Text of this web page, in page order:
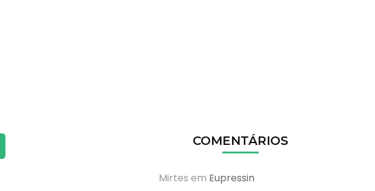
COMENTÁRIOS
Mirtes em Eupressin